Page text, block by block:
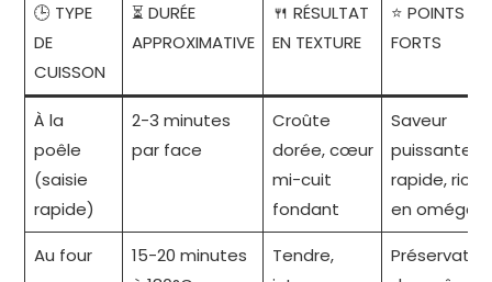
🕒 TYPE
DE
CUISSON
⏳ DURÉE
APPROXIMATIVE
🍴 RÉSULTAT
EN TEXTURE
⭐ POINTS
FORTS
À la
poêle
(saisie
rapide)
2-3 minutes
par face
Croûte
dorée, cœur
mi-cuit
fondant
Saveur
puissante,
rapide, riche
en oméga-
Au four
15-20 minutes
Tendre,